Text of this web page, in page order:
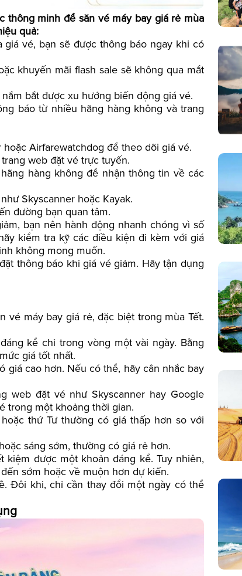
minh để săn vé máy bay giá rẻ mùa
quả:
vé, bạn sẽ được thông báo ngay khi có
khuyến mãi flash sale sẽ không qua mắt
bắt được xu hướng biến động giá vé.
báo từ nhiều hãng hàng không và trang
Airfarewatchdog để theo dõi giá vé.
web đặt vé trực tuyến.
hàng không để nhận thông tin về các
Skyscanner hoặc Kayak.
đường bạn quan tâm.
bạn nên hành động nhanh chóng vì số
kiểm tra kỹ các điều kiện đi kèm với giá
không mong muốn.
thông báo khi giá vé giảm. Hãy tận dụng
vé máy bay giá rẻ, đặc biệt trong mùa Tết.
kể chỉ trong vòng một vài ngày. Bằng
giá tốt nhất.
giá cao hơn. Nếu có thể, hãy cân nhắc bay
web đặt vé như Skyscanner hay Google
trong một khoảng thời gian.
thứ Tư thường có giá thấp hơn so với
sáng sớm, thường có giá rẻ hơn.
kiệm được một khoản đáng kể. Tuy nhiên,
sớm hoặc về muộn hơn dự kiến.
Đôi khi, chỉ cần thay đổi một ngày có thể